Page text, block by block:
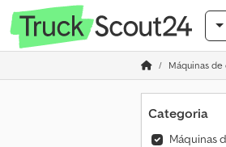
Máquinas
Categoria
Máquinas